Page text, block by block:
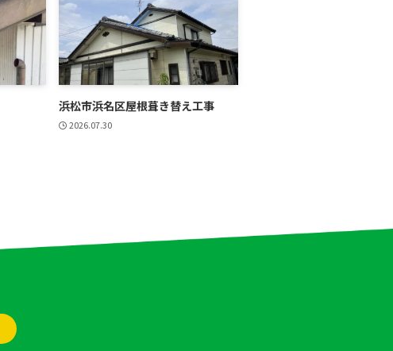
浜松市浜名区屋根葺き替え工事
2026.07.30